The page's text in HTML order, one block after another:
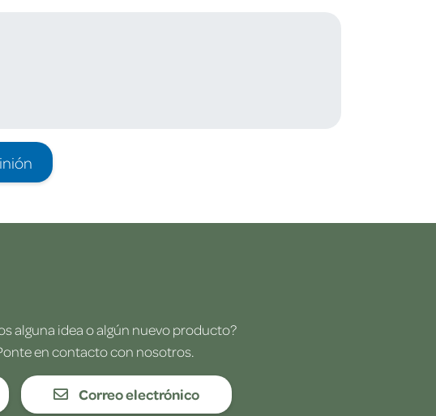
alguna idea o algún nuevo producto?
en contacto con nosotros.
Correo electrónico